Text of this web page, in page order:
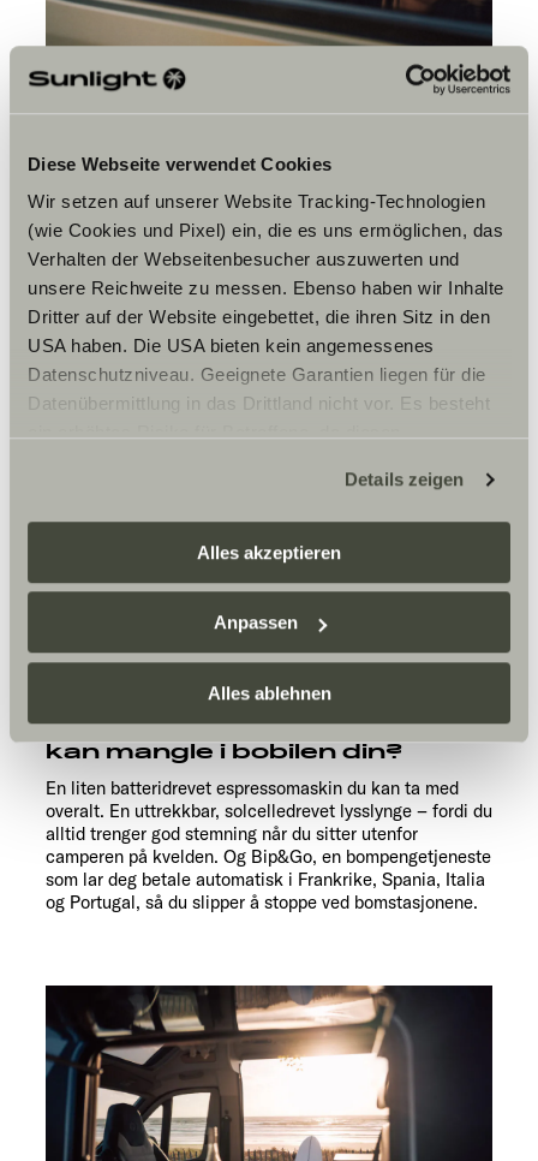
Diese Webseite verwendet Cookies
Wir setzen auf unserer Website Tracking-Technologien
(wie Cookies und Pixel) ein, die es uns ermöglichen, das
Verhalten der Webseitenbesucher auszuwerten und
unsere Reichweite zu messen. Ebenso haben wir Inhalte
Dritter auf der Website eingebettet, die ihren Sitz in den
USA haben. Die USA bieten kein angemessenes
Datenschutzniveau. Geeignete Garantien liegen für die
Datenübermittlung in das Drittland nicht vor. Es besteht
zustehen. Eingesetzte Dienstleister können Daten für
eigene Zwecke verarbeiten und mit anderen Daten
zusammenführen. Weitere Informationen finden Sie hier:
Datenschutzerklärung
einzelne Cookies/Dienste in den Einstellungen aus,
erteilen Sie uns Ihre Einwilligung zur Verarbeitung Ihrer
Daten zu den genannten Zwecken. Die Einwilligung ist
freiwillig, für den Besuch der Website nicht erforderlich
und kann jederzeit über die Einstellungen widerrufen
werden. Klicken Sie auf Ablehnen, werden nur die
notwendigen Cookies auf der Webseite gesetzt, die für
den störungsfreien Betrieb der Webseite und die
Ermöglichung der Seitennavigation erforderlich sind.
Details zeigen
Alles akzeptieren
Anpassen
Alles ablehnen
Er du mer en planlegger
eller en som tar det som det
kommer?
Jeg pleier å ha en plan, selv om den ikke er helt
ut, og jeg finner plasser og campingområder i apper før
Hva er favorittreisemålene
dine?
Atlanterhavskysten, Syd-Tirol og Sardinia. Og en dag
hadde det vært fantastisk å tilbringe en vinter på
Kanariøyene i camper.
Hva er de tre tingene som aldri
kan mangle i bobilen din?
En liten batteridrevet espressomaskin du kan ta med
overalt. En uttrekkbar, solcelledrevet lysslynge – fordi du
alltid trenger god stemning når du sitter utenfor
camperen på kvelden. Og Bip&Go, en bompengetjeneste
som lar deg betale automatisk i Frankrike, Spania, Italia
og Portugal, så du slipper å stoppe ved bomstasjonene.